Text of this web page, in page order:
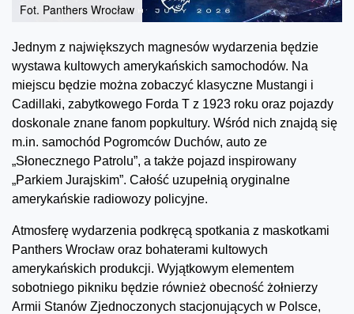
Fot. Panthers Wrocław
Jednym z największych magnesów wydarzenia będzie
wystawa kultowych amerykańskich samochodów. Na
miejscu będzie można zobaczyć klasyczne Mustangi i
Cadillaki, zabytkowego Forda T z 1923 roku oraz pojazdy
doskonale znane fanom popkultury. Wśród nich znajdą się
m.in. samochód Pogromców Duchów, auto ze
„Słonecznego Patrolu”, a także pojazd inspirowany
„Parkiem Jurajskim”. Całość uzupełnią oryginalne
amerykańskie radiowozy policyjne.
Atmosferę wydarzenia podkręcą spotkania z maskotkami
Panthers Wrocław oraz bohaterami kultowych
amerykańskich produkcji. Wyjątkowym elementem
sobotniego pikniku będzie również obecność żołnierzy
Armii Stanów Zjednoczonych stacjonujących w Polsce,